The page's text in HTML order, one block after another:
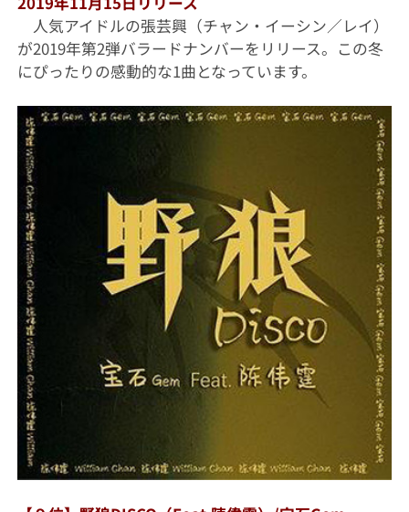
人気アイドルの張芸興（チャン・イーシン／レイ）
が2019年第2弾バラードナンバーをリリース。この冬
にぴったりの感動的な1曲となっています。